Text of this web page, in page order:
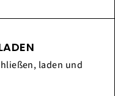
laden und